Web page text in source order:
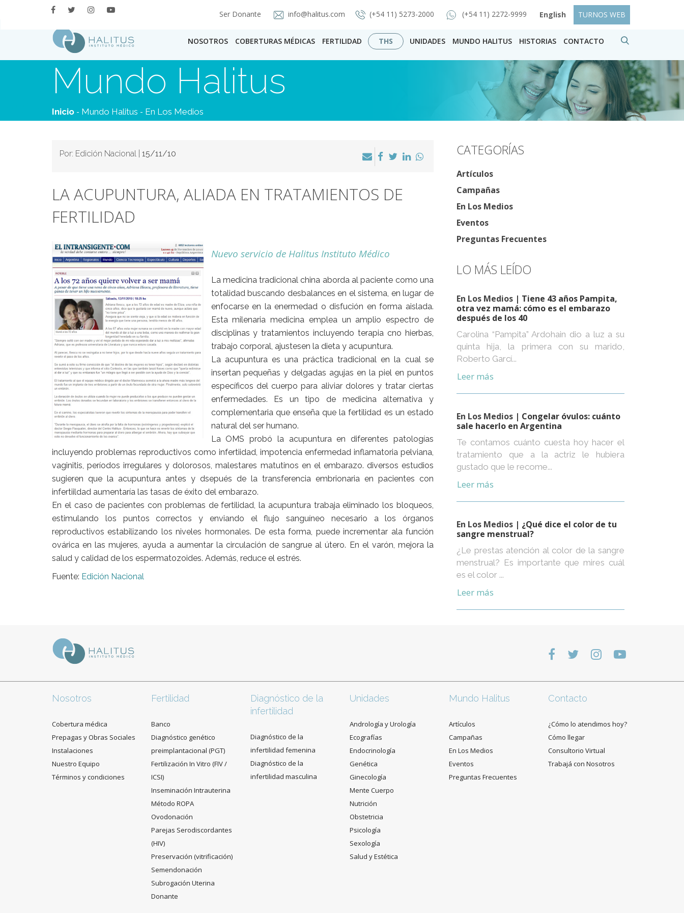
Ser Donante info@halitus.com (+54 11) 5273-2000 (+54 11) 2272-9999 English TURNOS WEB
NOSOTROS COBERTURAS MÉDICAS FERTILIDAD THS UNIDADES MUNDO HALITUS HISTORIAS CONTACTO
Mundo Halitus
Inicio - Mundo Halitus - En Los Medios
Por: Edición Nacional | 15/11/10
LA ACUPUNTURA, ALIADA EN TRATAMIENTOS DE
FERTILIDAD
Nuevo servicio de Halitus Instituto Médico
La medicina tradicional china aborda al paciente como una
totalidad buscando desbalances en el sistema, en lugar de
enfocarse en la enermedad o disfución en forma aislada.
Esta milenaria medicina emplea un amplio espectro de
disciplinas y tratamientos incluyendo terapia cno hierbas,
trabajo corporal, ajustesen la dieta y acupuntura.
La acupuntura es una práctica tradicional en la cual se
insertan pequeñas y delgadas agujas en la piel en puntos
específicos del cuerpo para aliviar dolores y tratar ciertas
enfermedades. Es un tipo de medicina alternativa y
complementaria que enseña que la fertilidad es un estado
natural del ser humano.
La OMS probó la acupuntura en diferentes patologías
incluyendo problemas reproductivos como infertiidad, impotencia enfermedad inflamatoria pelviana,
vaginitis, períodos irregulares y dolorosos, malestares matutinos en el embarazo. diversos estudios
sugieren que la acupuntura antes y dsepués de la transferencia embrionaria en pacientes con
infertiildad aumentaría las tasas de éxito del embarazo.
En el caso de pacientes con problemas de fertilidad, la acupuntura trabaja eliminado los bloqueos,
estimulando los puntos correctos y enviando el flujo sanguíneo necesario a los órganos
reproductivos estabilizando los niveles hormonales. De esta forma, puede incrementar ala función
ovárica en las mujeres, ayuda a aumentar la circulación de sangrue al útero. En el varón, mejora la
salud y calidad de los espermatozoides. Además, reduce el estrés.
Fuente: Edición Nacional
CATEGORÍAS
Artículos
Campañas
En Los Medios
Eventos
Preguntas Frecuentes
LO MÁS LEÍDO
En Los Medios | Tiene 43 años Pampita,
otra vez mamá: cómo es el embarazo
después de los 40
Carolina “Pampita” Ardohain dio a luz a su
quinta hija, la primera con su marido,
Roberto Garcí...
Leer más
En Los Medios | Congelar óvulos: cuánto
sale hacerlo en Argentina
Te contamos cuánto cuesta hoy hacer el
tratamiento que a la actriz le hubiera
gustado que le recome...
Leer más
En Los Medios | ¿Qué dice el color de tu
sangre menstrual?
¿Le prestas atención al color de la sangre
menstrual? Es importante que mires cuál
es el color ...
Leer más
Nosotros
Cobertura médica
Prepagas y Obras Sociales
Instalaciones
Nuestro Equipo
Términos y condiciones
Fertilidad
Banco
Diagnóstico genético
preimplantacional (PGT)
Fertilización In Vitro (FIV /
ICSI)
Inseminación Intrauterina
Método ROPA
Ovodonación
Parejas Serodiscordantes
(HIV)
Preservación (vitrificación)
Semendonación
Subrogación Uterina
Donante
Diagnóstico de la
infertilidad
Diagnóstico de la
infertilidad femenina
Diagnóstico de la
infertilidad masculina
Unidades
Andrología y Urología
Ecografías
Endocrinología
Genética
Ginecología
Mente Cuerpo
Nutrición
Obstetricia
Psicología
Sexología
Salud y Estética
Mundo Halitus
Artículos
Campañas
En Los Medios
Eventos
Preguntas Frecuentes
Contacto
¿Cómo lo atendimos hoy?
Cómo llegar
Consultorio Virtual
Trabajá con Nosotros